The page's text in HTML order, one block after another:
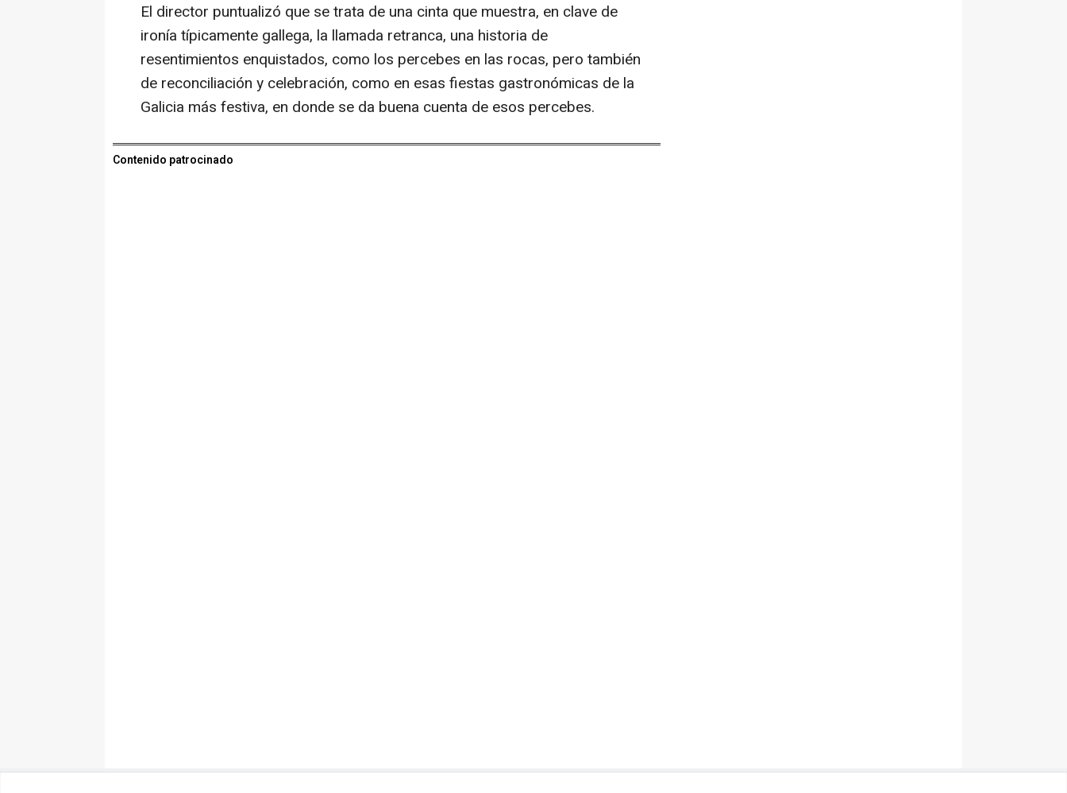
El director puntualizó que se trata de una cinta que muestra, en clave de
ironía típicamente gallega, la llamada retranca, una historia de
resentimientos enquistados, como los percebes en las rocas, pero también
de reconciliación y celebración, como en esas fiestas gastronómicas de la
Galicia más festiva, en donde se da buena cuenta de esos percebes.
Contenido patrocinado